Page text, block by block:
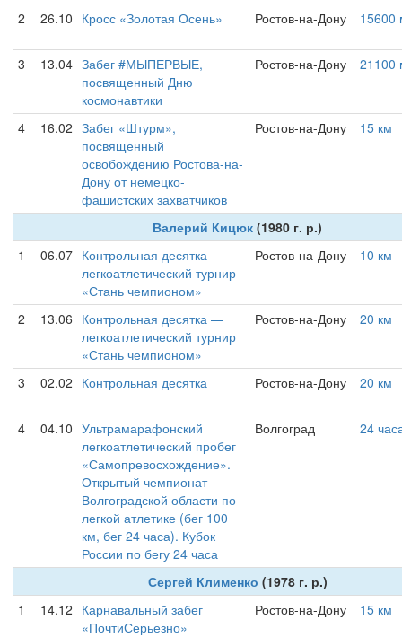
2 26.10 Кросс «Золотая Осень» Ростов-на-Дону 15600
3 13.04 Забег #МЫПЕРВЫЕ,
посвященный Дню
космонавтики
Ростов-на-Дону 21100
4 16.02 Забег «Штурм»,
посвященный
освобождению Ростова-на-
Дону от немецко-
фашистских захватчиков
Ростов-на-Дону 15 км
Валерий Кицюк (1980 г. р.)
1
06.07 Контрольная десятка —
легкоатлетический турнир
«Стань чемпионом»
Ростов-на-Дону 10 км
2 13.06 Контрольная десятка —
легкоатлетический турнир
«Стань чемпионом»
Ростов-на-Дону 20 км
3 02.02 Контрольная десятка Ростов-на-Дону 20 км
4 04.10 Ультрамарафонский
легкоатлетический пробег
«Самопревосхождение».
Открытый чемпионат
Волгоградской области по
легкой атлетике (бег 100
км, бег 24 часа). Кубок
России по бегу 24 часа
Волгоград 24
Сергей Клименко (1978 г. р.)
1
14.12 Карнавальный забег
«ПочтиСерьезно»
Ростов-на-Дону 15 км